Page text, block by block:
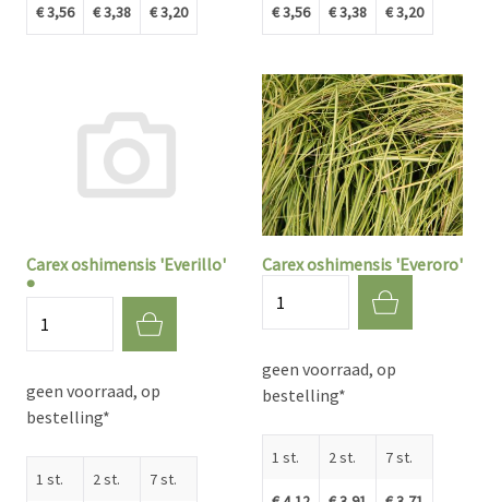
€ 3,56 € 3,38 € 3,20 € 3,56 € 3,38 € 3,20
Carex oshimensis 'Everillo'
®
geen voorraad, op
bestelling*
1 st. 2 st. 7 st.
Carex oshimensis 'Everoro'
geen voorraad, op
bestelling*
1 st. 2 st. 7 st.